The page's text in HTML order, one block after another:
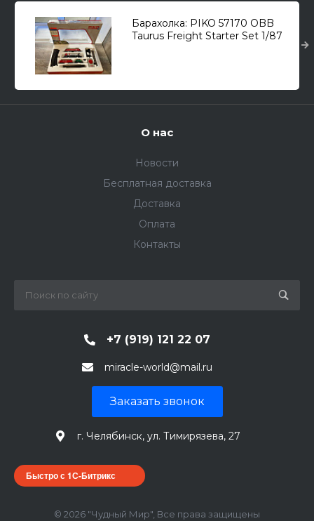
Барахолка: PIKO 57170 OBB
Taurus Freight Starter Set 1/87
О нас
Новости
Бесплатная доставка
Доставка
Оплата
Контакты
+7 (919) 121 22 07
miracle-world@mail.ru
Заказать звонок
г. Челябинск, ул. Тимирязева, 27
Быстро с 1С-Битрикс
© 2026 "Чудный Мир", Все права защищены